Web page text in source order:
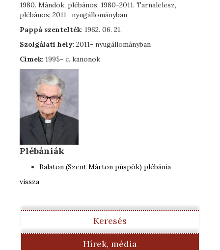
1980. Mándok, plébános; 1980-2011. Tarnalelesz,
plébános; 2011- nyugállományban
Pappá szentelték: 1962. 06. 21.
Szolgálati hely: 2011- nyugállományban
Címek: 1995- c. kanonok
Plébániák
Balaton (Szent Márton püspök) plébánia
vissza
Keresés
Hírek, média